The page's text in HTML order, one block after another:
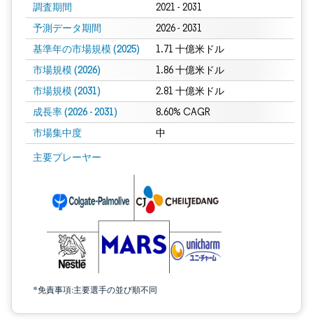
調査期間 2021 - 2031
予測データ期間 2026 - 2031
基準年の市場規模 (2025) 1.71 十億米ドル
市場規模 (2026) 1.86 十億米ドル
市場規模 (2031) 2.81 十億米ドル
成長率 (2026 - 2031) 8.60% CAGR
市場集中度 中
主要プレーヤー
*免責事項:主要選手の並び順不同
画像 © Mordor Intelligence。再利用にはCC BY 4.0の表示が必要です。